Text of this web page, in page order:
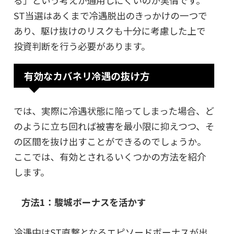
ST当選はあくまで冷遇脱出のきっかけの一つで
あり、駆け抜けのリスクも十分に考慮した上で
投資判断を行う必要があります。
有効なカバネリ冷遇の抜け方
では、実際に冷遇状態に陥ってしまった場合、ど
のように立ち回れば被害を最小限に抑えつつ、そ
の区間を抜け出すことができるのでしょうか。
ここでは、有効とされるいくつかの方法を紹介
します。
方法1：駿城ボーナスを活かす